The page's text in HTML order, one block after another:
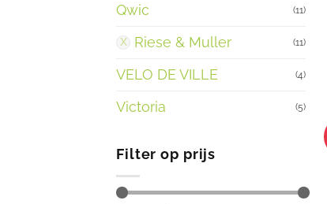
Qwic (11)
Riese & Muller (11)
VELO DE VILLE (4)
Victoria (5)
Filter op prijs